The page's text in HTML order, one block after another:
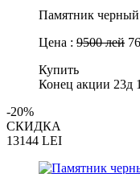
Памятник
Цена : 9500 лей
Купить
Конец акции 23д
-20%
СКИДКА
13144 LEI